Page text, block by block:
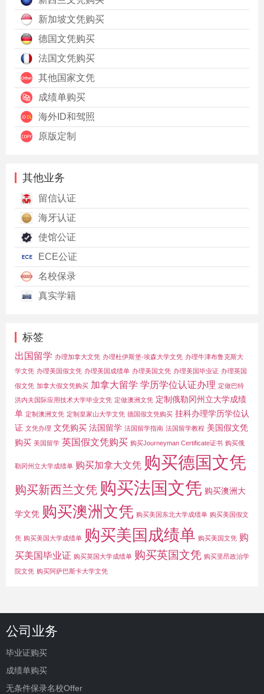
新加坡文凭购买
德国文凭购买
法国文凭购买
其他国家文凭
成绩单购买
海外ID和驾照
原版定制
其他业务
留信认证
海牙认证
使馆公证
ECE公证
名校保录
真实学籍
标签
出国留学 办理加拿大文凭 办理杜伊斯堡-埃森大学文凭 办理牛津布鲁克斯大
学文凭 办理美国假文凭 办理美国成绩单 办理美国文凭 办理美国毕业证 办理英国
假文凭 加拿大假文凭购买 加拿大留学 学历学位认证办理 定做巴特
洪内夫国际应用技术大学毕业文凭 定做澳洲文凭 定制俄勒冈州立大学成绩
单 定制澳洲文凭 定制皇家山大学文凭 德国假文凭购买 挂科办理学历学位认
证 文凭办理 文凭购买 法国留学 法国留学指南 法国留学教程 美国假文凭
购买 美国留学 英国假文凭购买 购买Journeyman Certificate证书 购买俄
勒冈州立大学成绩单 购买加拿大文凭 购买德国文凭
购买新西兰文凭 购买法国文凭 购买澳洲大
学文凭 购买澳洲文凭 购买美国东北大学成绩单 购买美国假文
凭 购买美国大学成绩单 购买美国成绩单 购买美国文凭 购
买美国毕业证 购买英国大学成绩单 购买英国文凭 购买里昂政治学
院文凭 购买阿萨巴斯卡大学文凭
公司业务
毕业证购买
成绩单购买
无条件保录名校Offer